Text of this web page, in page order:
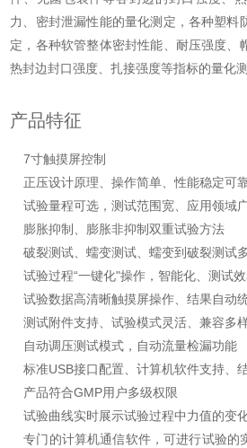
力、密封泄漏性能的量化测定，各种塑料
定，各种软管整体密封性能、耐压强度、
热封边封口强度、扎接强度等指标的量化测
产品特征
7寸触摸屏控制
正压设计原理、操作简单、性能稳定可
试验量程可选，测试范围宽、应用领域
膨胀抑制、膨胀非抑制双重试验方法
破裂测试、蠕变测试、蠕变到破裂测试
试验过程“一键化"操作，智能化、测试
试验数据高清晰触摸屏操作、结果自动
测试附件支持、试验模式灵活、兼容多
自动调压测试模式，自动流量检漏功能
标准USB接口配置、计算机软件支持、
产品符合GMP用户多级权限
试验曲线实时展示试验过程中力值的变
专门的计算机通信软件，可进行试验的